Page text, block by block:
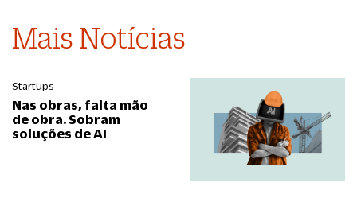
Mais Notícias
Startups
Nas obras, falta mão
de obra. Sobram
soluções de AI